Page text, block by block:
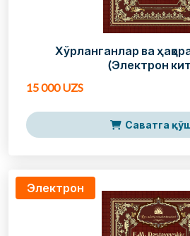
Хўрланганлар ва
(Электрон
15 000 UZS
Саватга
Электрон